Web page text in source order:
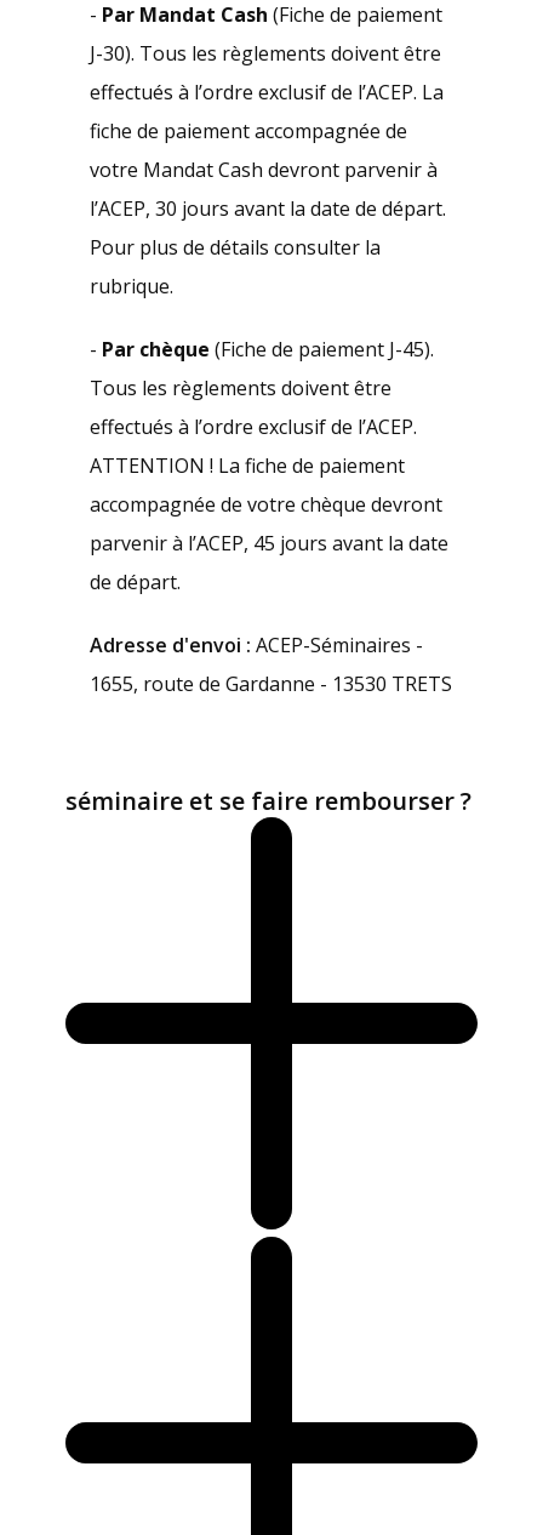
- Par Mandat Cash (Fiche de paiement
J-30). Tous les règlements doivent être
effectués à l’ordre exclusif de l’ACEP. La
fiche de paiement accompagnée de
votre Mandat Cash devront parvenir à
l’ACEP, 30 jours avant la date de départ.
Pour plus de détails consulter la
rubrique.
- Par chèque (Fiche de paiement J-45).
Tous les règlements doivent être
effectués à l’ordre exclusif de l’ACEP.
ATTENTION ! La fiche de paiement
accompagnée de votre chèque devront
parvenir à l’ACEP, 45 jours avant la date
de départ.
Adresse d'envoi : ACEP-Séminaires -
1655, route de Gardanne - 13530 TRETS
séminaire et se faire rembourser ?